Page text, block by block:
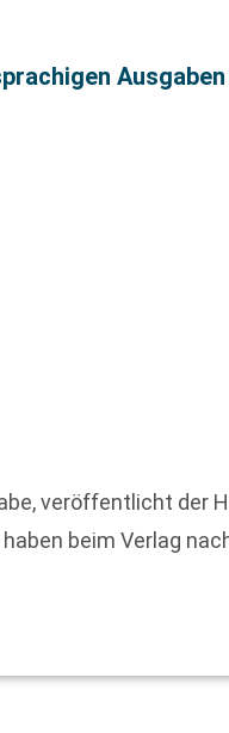
Ausgaben
veröffentlicht der
beim Verlag